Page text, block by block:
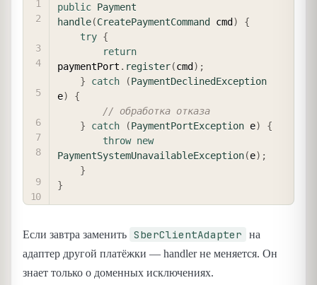
public Payment
handle(CreatePaymentCommand cmd )
{
try {
return
paymentPort . register(cmd ) ;
}
catch (PaymentDeclinedException
e)
{
// обработка отказа
}
catch (PaymentPortException e)
{
throw new
PaymentSystemUnavailableException(e) ;
}
}
Если завтра заменить SberClientAdapter
на
адаптер другой платёжки — handler не меняется. Он
знает только о доменных исключениях.